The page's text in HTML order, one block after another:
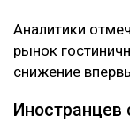
Аналитики
рынок
снижение